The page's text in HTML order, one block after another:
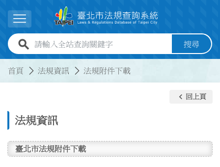
展開選單
全站查詢關鍵字欄位 搜尋
首頁 法規資訊 法規附件下載
法規資訊
keyboard_arrow_left 回上頁
臺北市法規附件下載